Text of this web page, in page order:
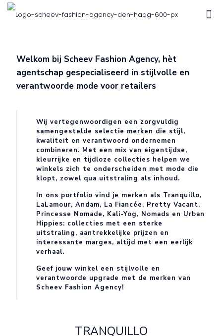
Welkom bij Scheev Fashion Agency, hèt
agentschap gespecialiseerd in stijlvolle en
verantwoorde mode voor retailers
Wij vertegenwoordigen een zorgvuldig
samengestelde selectie merken die stijl,
kwaliteit en verantwoord ondernemen
combineren. Met een mix van eigentijdse,
kleurrijke en tijdloze collecties helpen we
winkels zich te onderscheiden met mode die
klopt, zowel qua uitstraling als inhoud.
In ons portfolio vind je merken als Tranquillo,
LaLamour, Andam, La Fiancée, Pretty Vacant,
Princesse Nomade, Kali-Yog, Nomads en Urban
Hippies: collecties met een sterke
uitstraling, aantrekkelijke prijzen en
interessante marges, altijd met een eerlijk
verhaal.
Geef jouw winkel een stijlvolle en
verantwoorde upgrade met de merken van
Scheev Fashion Agency!
TRANQUILLO